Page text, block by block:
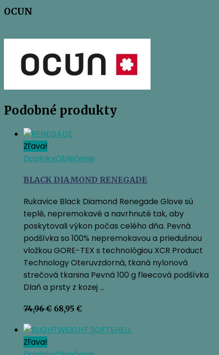
OCUN
Podobné produkty
Zľava!
DoplnkyOblečenie
BLACK DIAMOND RENEGADE
Rukavice Black Diamond Renegade Glove sú
teplé, nepremokavé a navrhnuté tak, aby
poskytovali výkon počas celého dňa. Pevná
podšívka so 100% nepremokavou a priedušnou
vložkou GORE-TEX s technológiou XCR Product
Technology Oteruvzdorná, tkaná nylonová
strečová tkanina Pevná 100 g fleecová podšívka
Dlaň a prsty z kozej …
74,96€ Pôvodná
bola:
68,95 €
je:
Zľava!